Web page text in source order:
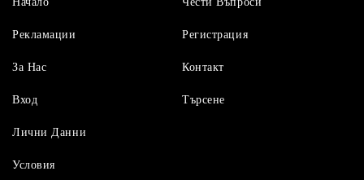
Рекламации
За Нас
Вход
Регистрация
Контакт
Търсене
Лични Данни
Условия